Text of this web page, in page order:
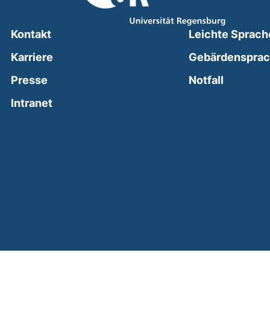
Kontakt
Karriere
Presse
Intranet(external link, opens in a new window)
Leichte
Notfall